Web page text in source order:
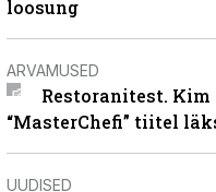
loosung
ARVAMUSED
Restoranitest.
“MasterChefi” tiitel
UUDISED